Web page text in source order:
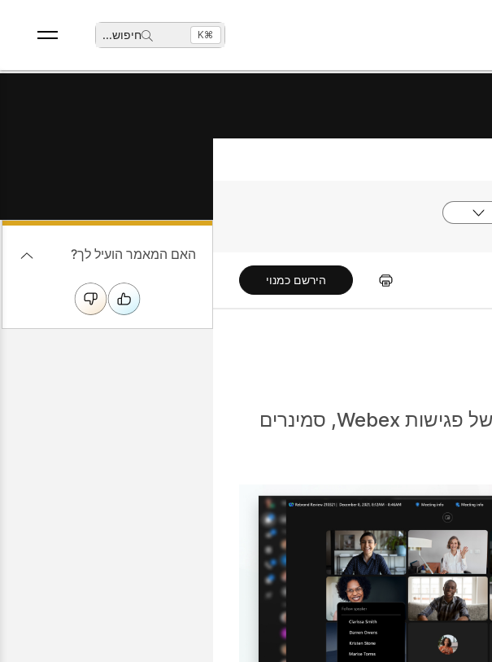
חיפוש... ⌘K
הירשם כמנוי
חסוך זמן על-ידי האזנה רק לרמקולים הרצויים בעת השמעת הקלטות של פגישות Webex, סמינרים
האם המאמר הועיל לך?